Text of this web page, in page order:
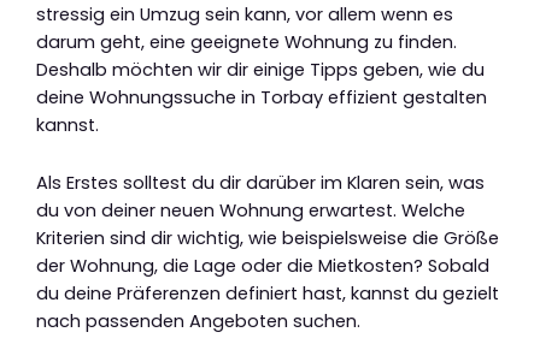
stressig ein Umzug sein kann, vor allem wenn es
darum geht, eine geeignete Wohnung zu finden.
Deshalb möchten wir dir einige Tipps geben, wie du
deine Wohnungssuche in Torbay effizient gestalten
kannst.
Als Erstes solltest du dir darüber im Klaren sein, was
du von deiner neuen Wohnung erwartest. Welche
Kriterien sind dir wichtig, wie beispielsweise die Größe
der Wohnung, die Lage oder die Mietkosten? Sobald
du deine Präferenzen definiert hast, kannst du gezielt
nach passenden Angeboten suchen.